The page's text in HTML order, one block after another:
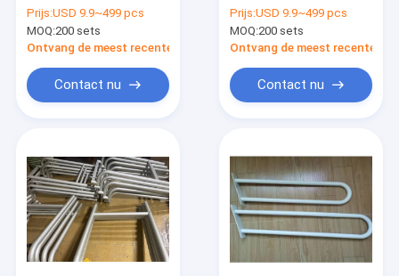
meubelframe
gemakkelijk te
monteren
Prijs:USD 9.9~499 pcs
MOQ:200 sets
Ontvang de meest recente Prijs
Contact nu
meubelframe
Prijs:USD 9.9~499 pcs
MOQ:200 sets
Ontvang de meest recente
Contact nu